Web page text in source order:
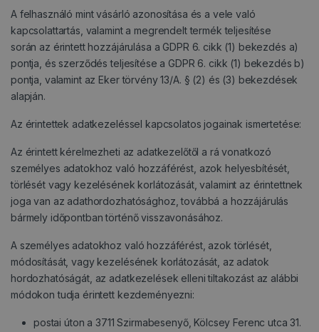
A felhasználó mint vásárló azonosítása és a vele való
kapcsolattartás, valamint a megrendelt termék teljesítése
során az érintett hozzájárulása a GDPR 6. cikk (1) bekezdés a)
pontja, és szerződés teljesítése a GDPR 6. cikk (1) bekezdés b)
pontja, valamint az Eker törvény 13/A. § (2) és (3) bekezdések
alapján.
Az érintettek adatkezeléssel kapcsolatos jogainak ismertetése:
Az érintett kérelmezheti az adatkezelőtől a rá vonatkozó
személyes adatokhoz való hozzáférést, azok helyesbítését,
törlését vagy kezelésének korlátozását, valamint az érintettnek
joga van az adathordozhatósághoz, továbbá a hozzájárulás
bármely időpontban történő visszavonásához.
A személyes adatokhoz való hozzáférést, azok törlését,
módosítását, vagy kezelésének korlátozását, az adatok
hordozhatóságát, az adatkezelések elleni tiltakozást az alábbi
módokon tudja érintett kezdeményezni:
postai úton a 3711 Szirmabesenyő, Kölcsey Ferenc utca 31.